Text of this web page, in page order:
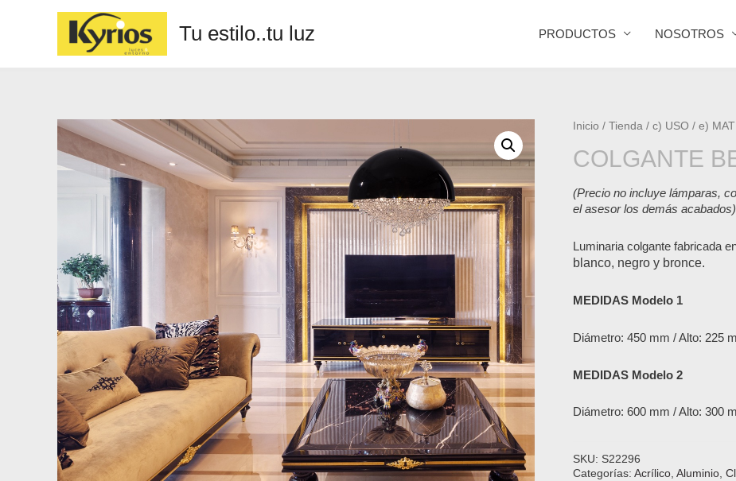
Tu estilo..tu luz PRODUCTOS NOSOTROS
Inicio / Tienda / c) USO / e)
COLGANTE
(Precio no incluye lámparas,
el asesor los demás acabados)
Luminaria colgante fabricada
blanco, negro y bronce.
MEDIDAS Modelo 1
Diámetro: 450 mm / Alto: 225
MEDIDAS Modelo 2
Diámetro: 600 mm / Alto: 300
SKU: S22296
Categorías: Acrílico, Aluminio,